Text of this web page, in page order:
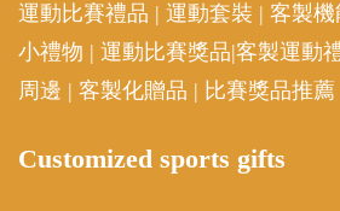
運動比賽禮品 | 運動套裝 | 客製
小禮物 | 運動比賽獎品|客製運動
周邊 | 客製化贈品 | 比賽獎品推薦
Customized sports gifts